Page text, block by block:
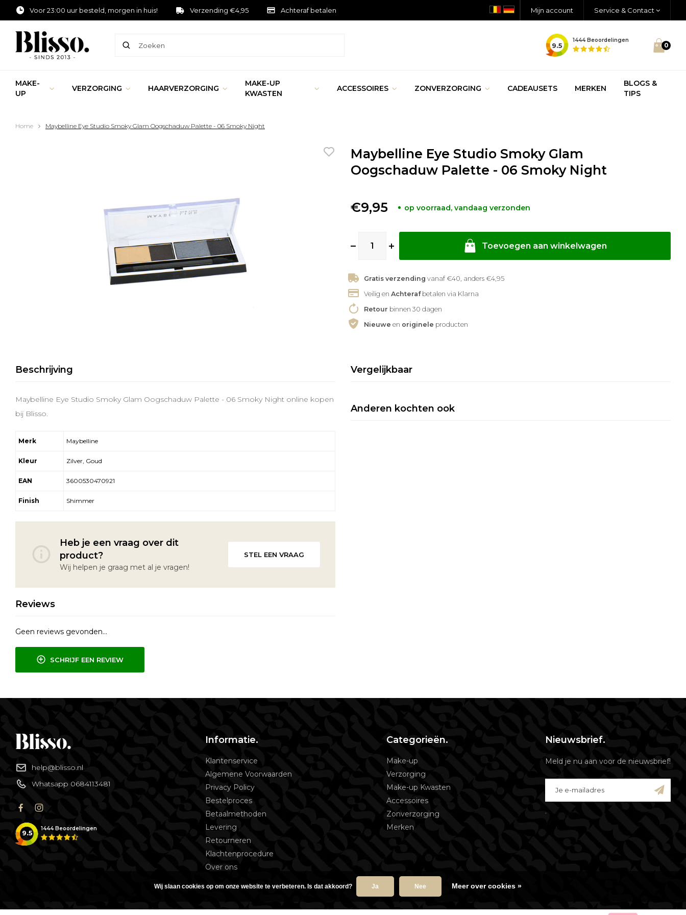
Voor 23:00 uur besteld, morgen in huis! Verzending €4,95 Achteraf betalen Mijn account Service & Contact
9.5
1444Beoordelingen
0
MAKE-
UP
VERZORGING HAARVERZORGING
MAKE-UP
KWASTEN
ACCESSOIRES ZONVERZORGING CADEAUSETS MERKEN
BLOGS &
TIPS
Home Maybelline Eye Studio Smoky Glam Oogschaduw Palette - 06 Smoky Night
Maybelline Eye Studio Smoky Glam
Oogschaduw Palette - 06 Smoky Night
€9,95 op voorraad, vandaag verzonden
Toevoegen aan winkelwagen
Gratis verzending vanaf €40, anders €4,95
Veilig en Achterafbetalen via Klarna
Retour binnen 30 dagen
Nieuwe en originele producten
Beschrijving
Maybelline Eye Studio Smoky Glam Oogschaduw Palette - 06 Smoky Night online kopen
bij Blisso.
Merk Maybelline
Kleur Zilver, Goud
EAN 3600530470921
Finish Shimmer
Heb je een vraag over dit
product?
Wij helpen je graag met al je vragen!
STEL EEN VRAAG
Reviews
Geen reviews gevonden...
SCHRIJF EEN REVIEW
Vergelijkbaar
Anderen kochten ook
help@blisso.nl
Whatsapp 0684113481
9.5
1444Beoordelingen
Informatie.
Klantenservice
Algemene Voorwaarden
Privacy Policy
Bestelproces
Betaalmethoden
Levering
Retourneren
Klachtenprocedure
Over ons
Categorieën.
Make-up
Verzorging
Make-up Kwasten
Accessoires
Zonverzorging
Merken
Nieuwsbrief.
Meld je nu aan voor de nieuwsbrief!
.
Wij slaan cookies op om onze website te verbeteren. Is dat akkoord? Ja Nee Meer over cookies »